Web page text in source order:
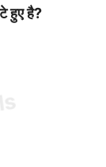
हुए है?